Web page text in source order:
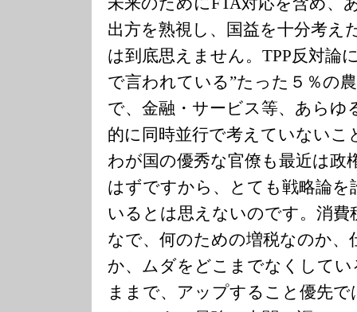
出方を熟視し、国益を十分考え
は到底思えません。TPP反対論
で言われている”たった５％の
で、金融・サービス等、あらゆ
的に同時並行で考えていないこ
わが国の優秀な官僚も最近は政
はずですから、とても戦略論
いるとは思えないのです。消
なで、何のための増税なのか、
か、ムダをどこまでなくして
ままで、アップすること優先